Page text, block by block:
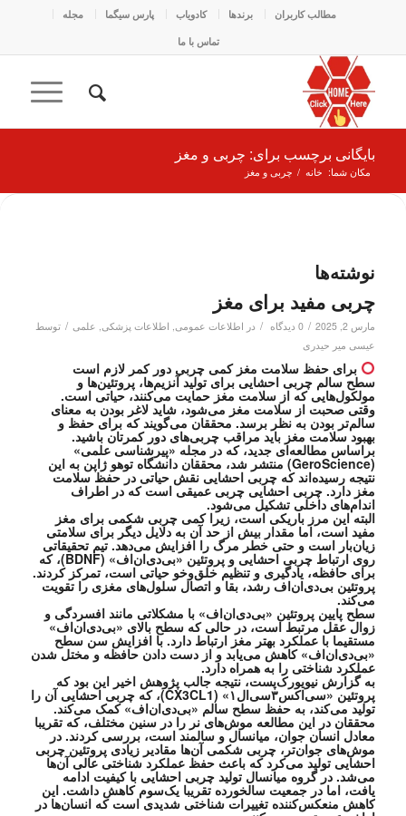
مطالب کاربران برندها کادو‌یاب پارس سیگما
مجله
تماس با ما
بایگانی برچسب برای: چربی و مغز
مکان شما: خانه / چربی و مغز
نوشته‌ها
چربی مفید برای مغز
مارس 2, 2025 / 0 دیدگاه / در اطلاعات عمومی, اطلاعات پزشکی, علمی / توسط
عیسی میر حیدری
برای حفظ سلامت مغز کمی چربی دور کمر لازم است
سطح سالم چربی احشایی برای تولید آنزیم‌ها، پروتئین‌ها و
مولکول‌هایی که از سلامت مغز حمایت می‌کنند، حیاتی است.
وقتی صحبت از سلامت مغز می‌شود، شاید لاغر بودن به معنای
سالم‌تر بودن به نظر برسد. محققان می‌گویند که برای حفظ و
بهبود سلامت مغز باید مراقب چربی‌های دور کمرتان باشید.
براساس مطالعه‌ای جدید، که در مجله «پیرشناسی علمی»‌
(GeroScience) منتشر شد، محققان دانشگاه توهو ژاپن به این
نتیجه رسیده‌اند که چربی احشایی نقش حیاتی در حفظ سلامت
مغز دارد. چربی احشایی چربی عمیقی است که در اطراف
اندام‌های داخلی تشکیل می‌شود.
البته این مرز باریکی است، زیرا کمی چربی شکمی برای مغز
مفید است، اما مقدار بیش از حد آن به دلایل دیگر برای سلامتی
زیان‌بار است و حتی خطر مرگ را افزایش می‌دهد. تیم تحقیقاتی
روی ارتباط چربی احشایی و پروتئین «بی‌دی‌ان‌اف» (‌BDNF)، که
برای حافظه، یادگیری و تنظیم خلق‌وخو حیاتی است، تمرکز کردند.
پروتئین بی‌دی‌ان‌اف رشد، بقا و اتصال سلول‌های مغزی را تقویت
می‌کند.
سطح پایین پروتئین «بی‌دی‌ان‌اف» با مشکلاتی مانند افسردگی و
زوال عقل مرتبط است، در حالی که سطح بالای «بی‌دی‌ان‌اف»
مستقیما با عملکرد بهتر مغز ارتباط دارد. با افزایش سن سطح
«بی‌دی‌ان‌اف» کاهش می‌یابد و از دست دادن حافظه و مختل شدن
عملکرد شناختی را به همراه دارد.
به گزارش نیویورک‌پست،‌ نتیجه جالب پژوهش اخیر این بود که
پروتئین «سی‌اکس۳‌سی‌ال۱» (CX3CL1)، که چربی احشایی آن را
تولید می‌کند، به حفظ سطح سالم «بی‌دی‌ان‌اف» کمک می‌کند.
محققان در این مطالعه موش‌های نر را در سنین مختلف، که تقریبا
معادل انسان جوان، میانسال و سالمند است، بررسی کردند. در
موش‌های جوان‌تر، چربی شکمی آن‌ها مقادیر زیادی پروتئین چربی
احشایی تولید می‌کرد که باعث حفظ عملکرد شناختی عالی آن‌ها
می‌شد. در گروه میانسال تولید چربی احشایی با کیفیت ادامه
یافت، اما در جمعیت سالخورده تقریبا یک‌سوم کاهش داشت. این
کاهش منعکس‌کننده تغییرات شناختی شدیدی است که انسان‌ها در